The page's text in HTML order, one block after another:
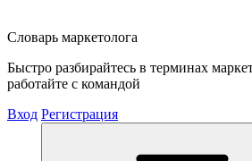
Словарь маркетолога
Быстро разбирайтесь в терминах
работайте с командой
Вход Регистрация